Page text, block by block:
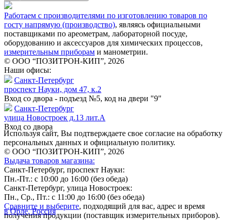
Работаем с производителями по изготовлению товаров по
госту напрямую (производство), являясь официальными
поставщиками по ареометрам, лабораторной посуде,
оборудованию и аксессуаров для химических процессов,
измерительным приборам и манометрии.
© ООО “ПОЗИТРОН-КИП”, 2026
Наши офисы:
Санкт-Петербург
проспект Науки, дом 47, к.2
Вход со двора - подъезд №5, код на двери "9"
Санкт-Петербург
улица Новостроек д.13 лит.А
Вход со двора
Используя сайт, Вы подтверждаете свое согласие на обработку
персональных данных и официальную политику.
© ООО “ПОЗИТРОН-КИП”, 2026
Выдача товаров магазина:
Санкт-Петербург, проспект Науки:
Пн.-Пт.: с 10:00 до 16:00 (без обеда)
Санкт-Петербург, улица Новостроек:
Пн., Ср., Пт.: с 11:00 до 16:00 (без обеда)
Сравните и выберите, подходящий для вас, адрес и время
получения продукции (поставщик измерительных приборов).
в Орле, Россия